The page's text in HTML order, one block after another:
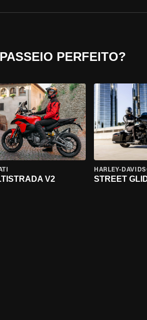
PERFEITO?
V2
HARLEY-
STREET